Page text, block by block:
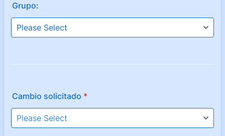
Grupo:
Cambio solicitado *